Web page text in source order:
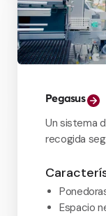
Pegasus
Un sistema
recogida
Espacio